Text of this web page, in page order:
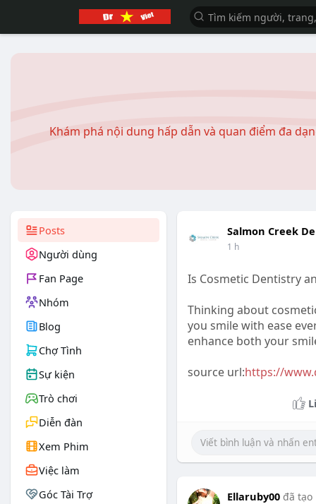
Khám phá nội dung hấp dẫn và quan điểm đa
Posts
Người dùng
Fan Page
Nhóm
Blog
Chợ Tình
Sự kiện
Trò chơi
Diễn đàn
Xem Phim
Việc làm
Góc Tài Trợ
Salmon Creek
1 h
Is Cosmetic Dentistry
Thinking about
you smile with ease
enhance both your
source url:https://
Ellaruby00 đã tạo